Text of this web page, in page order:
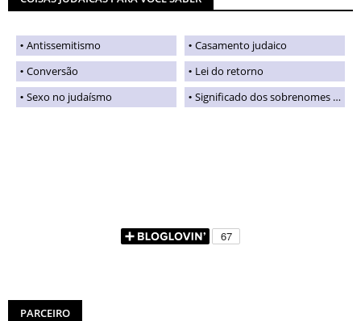
Antissemitismo
Casamento judaico
Conversão
Lei do retorno
Sexo no judaísmo
Significado dos sobrenomes judaicos
PARCEIRO